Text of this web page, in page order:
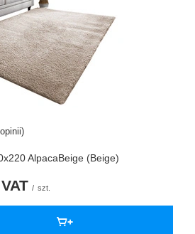
AlpacaBeige (Beige)
/ szt.